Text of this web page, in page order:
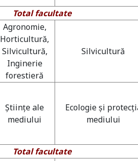
Total facultate
Agronomie,
Horticultură,
Silvicultură,
Inginerie
forestieră
Silvicultură
Ştiinţe ale
mediului
Ecologie şi
mediului
Total facultate